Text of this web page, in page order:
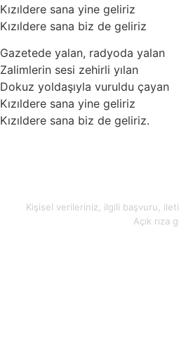
Kızıldere sana yine geliriz
Kızıldere sana biz de geliriz
Gazetede yalan, radyoda yalan
Zalimlerin sesi zehirli yılan
Dokuz yoldaşıyla vuruldu çayan
Kızıldere sana yine geliriz
Kızıldere sana biz de geliriz.
Kişisel verileriniz, ilgili başvuru,
Açık rıza